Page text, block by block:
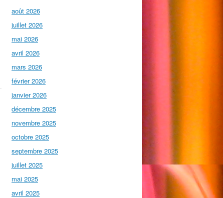
août 2026
juillet 2026
mai 2026
avril 2026
mars 2026
février 2026
janvier 2026
décembre 2025
novembre 2025
octobre 2025
septembre 2025
juillet 2025
mai 2025
avril 2025